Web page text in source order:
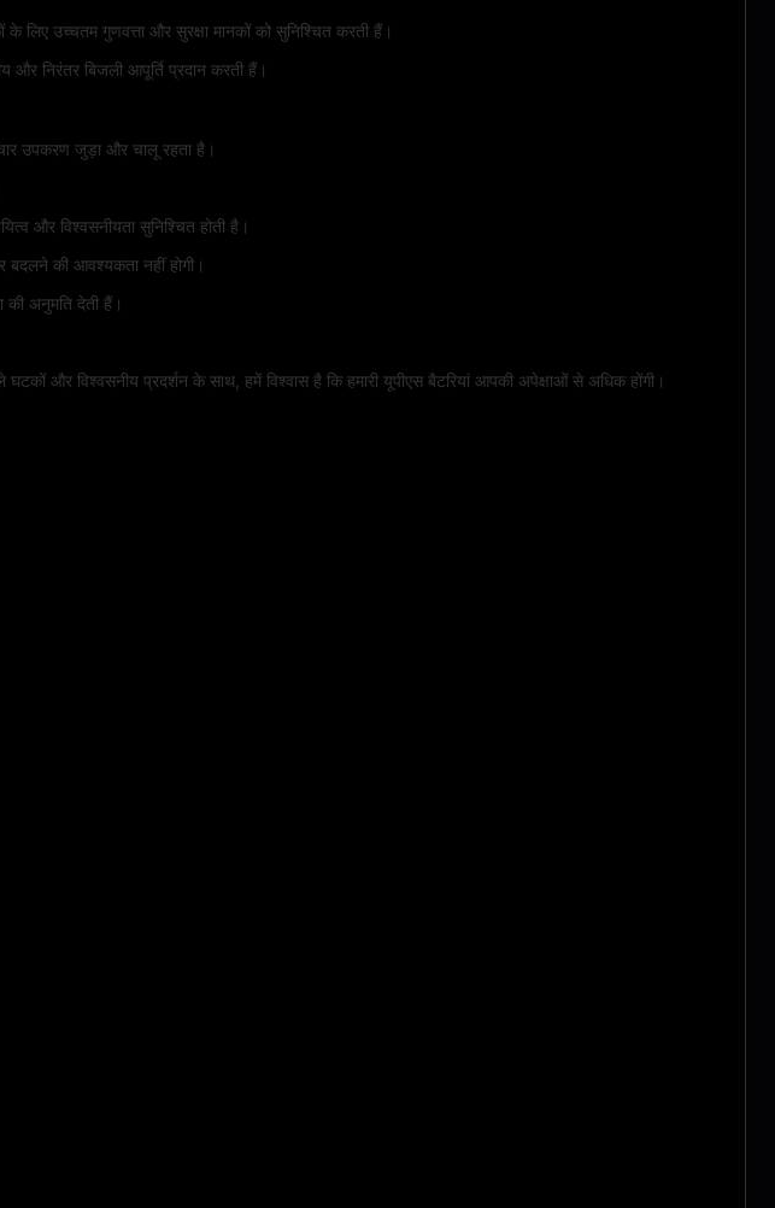
लिए उच्चतम गुणवत्ता और सुरक्षा मानकों को सुनिश्चित करती हैं।
और निरंतर बिजली आपूर्ति प्रदान करती हैं।
उपकरण जुड़ा और चालू रहता है।
और विश्वसनीयता सुनिश्चित होती है।
बदलने की आवश्यकता नहीं होगी।
की अनुमति देती हैं।
और विश्वसनीय प्रदर्शन के साथ, हमें विश्वास है कि हमारी यूपीएस बैटरियां आपकी अपेक्षाओं से अधिक होंगी।